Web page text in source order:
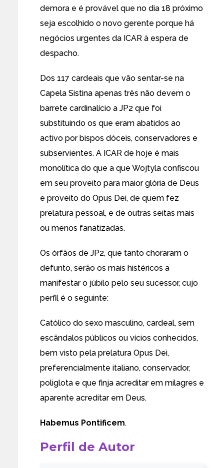
demora e é provável que no dia 18 próximo
seja escolhido o novo gerente porque há
negócios urgentes da ICAR à espera de
despacho.
Dos 117 cardeais que vão sentar-se na
Capela Sistina apenas três não devem o
barrete cardinalício a JP2 que foi
substituindo os que eram abatidos ao
activo por bispos dóceis, conservadores e
subservientes. A ICAR de hoje é mais
monolítica do que a que Wojtyla confiscou
em seu proveito para maior glória de Deus
e proveito do Opus Dei, de quem fez
prelatura pessoal, e de outras seitas mais
ou menos fanatizadas.
Os órfãos de JP2, que tanto choraram o
defunto, serão os mais histéricos a
manifestar o júbilo pelo seu sucessor, cujo
perfil é o seguinte:
Católico do sexo masculino, cardeal, sem
escândalos públicos ou vícios conhecidos,
bem visto pela prelatura Opus Dei,
preferencialmente italiano, conservador,
poliglota e que finja acreditar em milagres e
aparente acreditar em Deus.
Habemus Pontificem.
Perfil de Autor